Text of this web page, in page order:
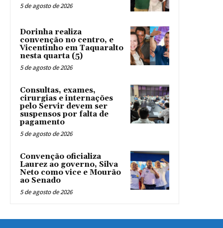
5 de agosto de 2026
Dorinha realiza
convenção no centro, e
Vicentinho em Taquaralto
nesta quarta (5)
5 de agosto de 2026
Consultas, exames,
cirurgias e internações
pelo Servir devem ser
suspensos por falta de
pagamento
5 de agosto de 2026
Convenção oficializa
Laurez ao governo, Silva
Neto como vice e Mourão
ao Senado
5 de agosto de 2026